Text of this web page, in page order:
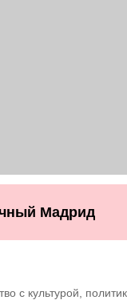
Мадрид
с культурой,